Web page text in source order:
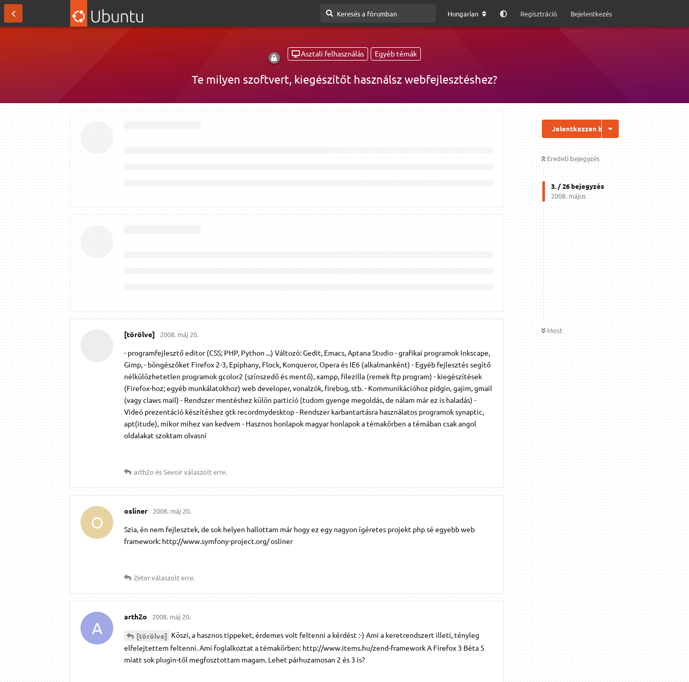
Hungarian Regisztráció Bejelentkezés
Asztali felhasználás Egyéb témák
Te milyen szoftvert, kiegészítőt használsz webfejlesztéshez?
Jelentkezzen be a válaszhoz
Eredeti bejegyzés
3. /26bejegyzés
2008. május
Most
[törölve] 2008. máj 20.
- programfejlesztő editor (CSS; PHP, Python ...) Változó: Gedit, Emacs, Aptana Studio - grafikai programok Inkscape,
Gimp, - böngészőket Firefox 2-3, Epiphany, Flock, Konqueror, Opera és IE6 (alkalmanként) - Egyéb fejlesztés segítő
nélkülözhetetlen programok gcolor2 (színszedő és mentő), xampp, filezilla (remek ftp program) - kiegészítések
(Firefox-hoz; egyéb munkálatokhoz) web developer, vonalzók, firebug, stb. - Kommunikációhoz pidgin, gajim, gmail
(vagy claws mail) - Rendszer mentéshez külön particíó (tudom gyenge megoldás, de nálam már ez is haladás) -
Videó prezentáció készítéshez gtk recordmydesktop - Rendszer karbantartásra használatos programok synaptic,
apt(itude), mikor mihez van kedvem - Hasznos honlapok magyar honlapok a témakörben a témában csak angol
oldalakat szoktam olvasni
arth2o ésSevoirválaszolt erre.
O
osliner 2008. máj 20.
Szia, én nem fejlesztek, de sok helyen hallottam már hogy ez egy nagyon ígéretes projekt php sé egyebb web
framework: http://www.symfony-project.org/ osliner
Zetorválaszolt erre.
A
arth2o 2008. máj 20.
[törölve] Köszi, a hasznos tippeket, érdemes volt feltenni a kérdést :-) Ami a keretrendszert illeti, tényleg
elfelejtettem feltenni. Ami foglalkoztat a témakörben: http://www.items.hu/zend-framework A Firefox 3 Béta 5
miatt sok plugin-től megfosztottam magam. Lehet párhuzamosan 2 és 3 is?